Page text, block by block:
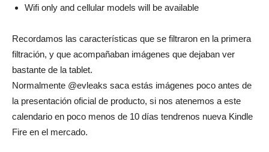
Wifi only and cellular models will be available
Recordamos las características que se filtraron en la primera
filtración, y que acompañaban imágenes que dejaban ver
bastante de la tablet.
Normalmente @evleaks saca estás imágenes poco antes de
la presentación oficial de producto, si nos atenemos a este
calendario en poco menos de 10 días tendrenos nueva Kindle
Fire en el mercado.